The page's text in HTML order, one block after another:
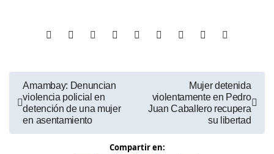
Amambay: Denuncian
violencia policial en
detención de una mujer
en asentamiento
Mujer detenida
violentamente en Pedro
Juan Caballero recupera
su libertad
Compartir en: